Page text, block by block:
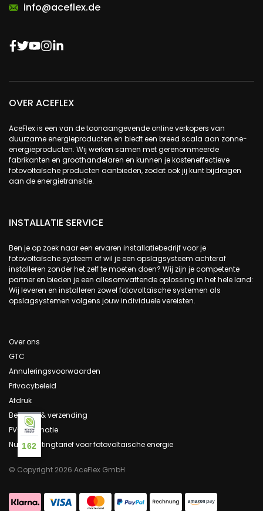
info@aceflex.de
OVER ACEFLEX
AceFlex is een van de toonaangevende online verkopers van
duurzame energieproducten en biedt een breed scala aan zonne-
energieproducten. Wij werken samen met gerenommeerde
fabrikanten en groothandelaren en kunnen je kosteneffectieve
fotovoltaïsche producten aanbieden, zodat ook jij kunt bijdragen
aan de energietransitie.
INSTALLATIE SERVICE
Ben je op zoek naar een ervaren installatiebedrijf voor je
fotovoltaïsche systeem of wil je een opslagsysteem achteraf
installeren zonder het zelf te moeten doen? Wij zijn je competente
partner en bieden je een allesomvattende oplossing in het hele land:
Wij leveren en installeren zowel fotovoltaïsche systemen als
opslagsystemen volgens jouw individuele vereisten.
Over ons
GTC
Annuleringsvoorwaarden
Privacybeleid
Afdruk
Betaling & verzending
PV-informatie
Nul belastingtarief voor fotovoltaïsche energie
© Copyright 2026 AceFlex GmbH
162